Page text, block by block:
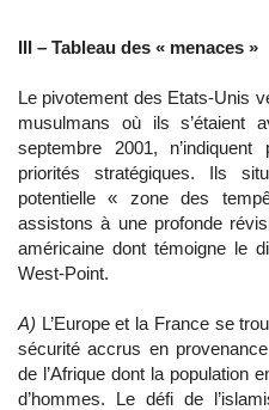
III – Tableau des « menaces »
Le pivotement des Etats-Unis
musulmans où ils s’étaient
septembre 2001,
priorités stratégiques. Ils
potentielle « zone des
assistons à une profonde
américaine dont témoigne le
West-Point.
A) L’Europe et la France se
sécurité accrus en
de l’Afrique dont la population
d’hommes. Le défi de